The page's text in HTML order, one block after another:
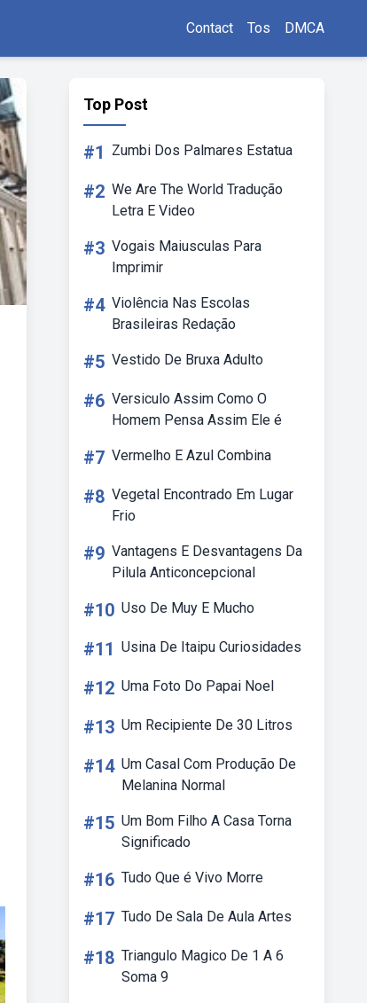
Contact Tos DMCA
Top Post
#1 Zumbi Dos Palmares Estatua
#2 We Are The World Tradução
Letra E Video
#3 Vogais Maiusculas Para
Imprimir
#4 Violência Nas Escolas
Brasileiras Redação
#5 Vestido De Bruxa Adulto
#6 Versiculo Assim Como O
Homem Pensa Assim Ele é
#7 Vermelho E Azul Combina
#8 Vegetal Encontrado Em Lugar
Frio
#9 Vantagens E Desvantagens Da
Pilula Anticoncepcional
#10 Uso De Muy E Mucho
#11 Usina De Itaipu Curiosidades
#12 Uma Foto Do Papai Noel
#13 Um Recipiente De 30 Litros
#14 Um Casal Com Produção De
Melanina Normal
#15 Um Bom Filho A Casa Torna
Significado
#16 Tudo Que é Vivo Morre
#17 Tudo De Sala De Aula Artes
#18 Triangulo Magico De 1 A 6
Soma 9